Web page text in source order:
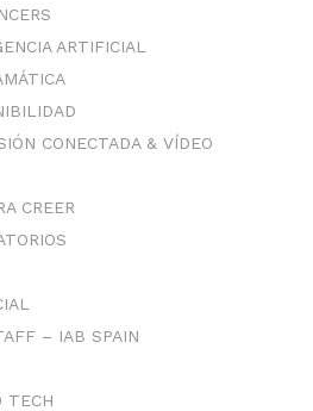
ARTIFICIAL
CONECTADA & VÍDEO
CREER
– IAB SPAIN
TECH